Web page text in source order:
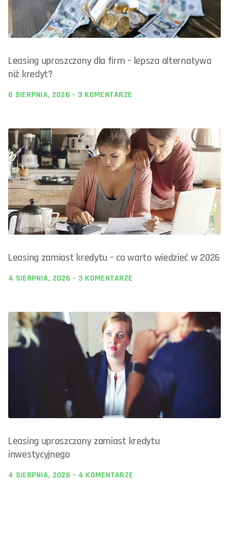
Leasing uproszczony dla firm – lepsza alternatywa
niż kredyt?
6 SIERPNIA, 2026 3 KOMENTARZE
Leasing zamiast kredytu – co warto wiedzieć w 2026
4 SIERPNIA, 2026 3 KOMENTARZE
Leasing uproszczony zamiast kredytu
inwestycyjnego
4 SIERPNIA, 2026 4 KOMENTARZE